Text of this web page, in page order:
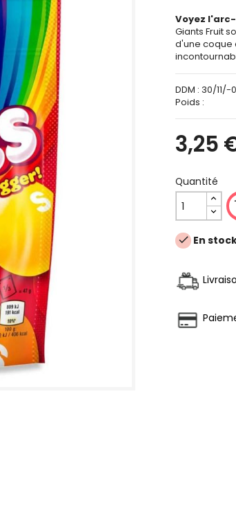
Voyez
Giants Fruit
d'une coque
DDM : 30/11/-
Poids :
3,25
Quantité
 En